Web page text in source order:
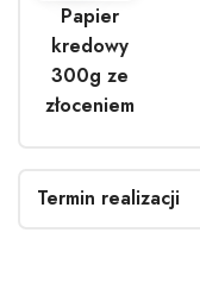
Papier
kredowy
300g ze
złoceniem
Termin realizacji